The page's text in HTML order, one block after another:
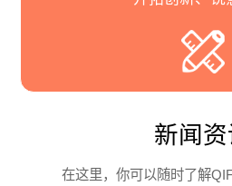
新闻
在这里，你可以随时了解